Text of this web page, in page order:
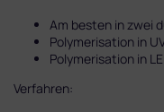
Am besten in zwei
Polymerisation in
Polymerisation in
Verfahren: